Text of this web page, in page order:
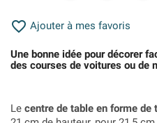
 Ajouter à mes favoris
Une bonne idée pour décorer
des courses de voitures ou de
Le centre de table en forme de